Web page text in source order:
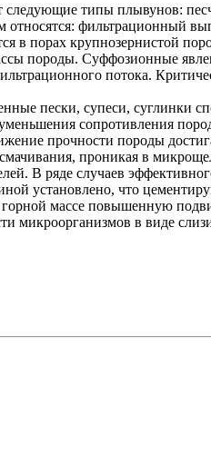
следующие типы плывунов:
фильтрационный
порах крупнозернистой
породы. Суффозионные
потока.
пески, супеси, суглинки
сопротивления
прочности породы
проникая в
В ряде случаев
установлено, что
массе повышенную
микроорганизмов в виде